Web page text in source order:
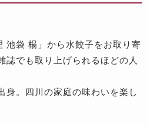
池袋 楊」から水餃子をお取り寄
誌でも取り上げられるほどの人
身。四川の家庭の味わいを楽し